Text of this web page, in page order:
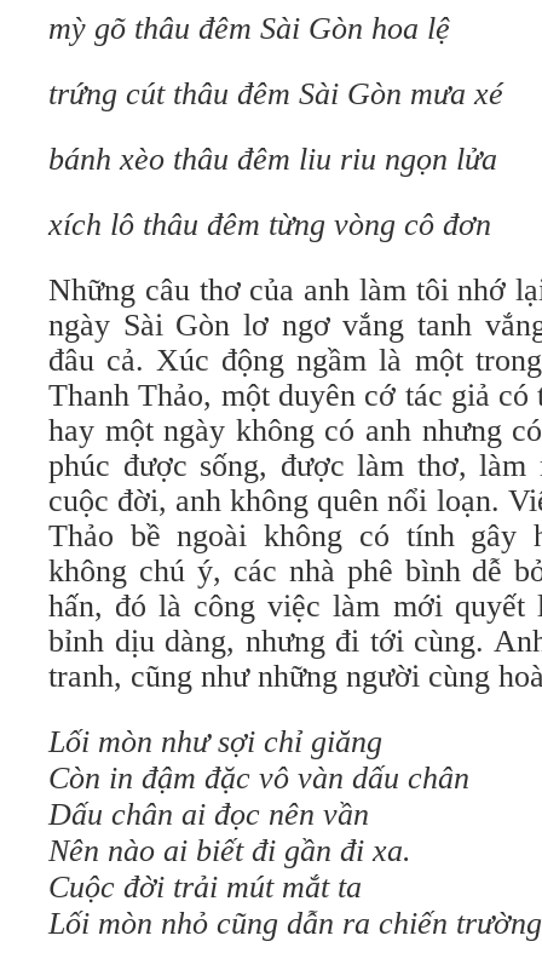
mỳ gõ thâu đêm Sài Gòn hoa lệ
trứng cút thâu đêm Sài Gòn mưa xé
bánh xèo thâu đêm liu riu ngọn lửa
xích lô thâu đêm từng vòng cô đơn
Những câu thơ của anh làm tôi nhớ
ngày Sài Gòn lơ ngơ vắng tanh
đâu cả. Xúc động ngầm là một
Thanh Thảo, một duyên cớ tác giả
hay một ngày không có anh nhưng
phúc được sống, được làm thơ,
cuộc đời, anh không quên nổi loạn.
Thảo bề ngoài không có tính gây
không chú ý, các nhà phê bình dễ
hấn, đó là công việc làm mới quyết
bỉnh dịu dàng, nhưng đi tới cùng.
tranh, cũng như những người cùng
Lối mòn như sợi chỉ giăng
Còn in đậm đặc vô vàn dấu chân
Dấu chân ai đọc nên vần
Nên nào ai biết đi gần đi xa.
Cuộc đời trải mút mắt ta
Lối mòn nhỏ cũng dẫn ra chiến trường